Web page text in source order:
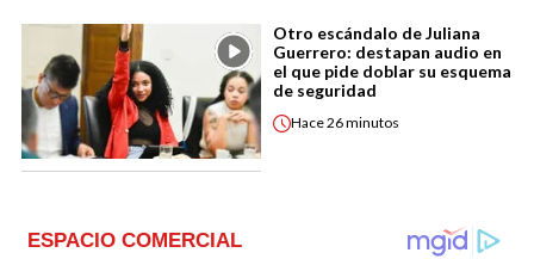
Otro escándalo de Juliana
Guerrero: destapan audio en
el que pide doblar su esquema
de seguridad
Hace26 minutos